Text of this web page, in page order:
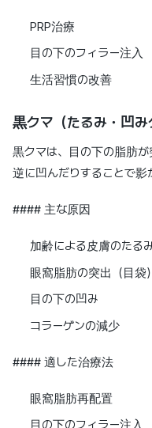
PRP治療
目の下のフィラー注入
生活習慣の改善
黒クマ（たるみ・凹み
黒クマは、目の下の脂肪が
逆に凹んだりすることで影
#### 主な原因
加齢による皮膚のたる
眼窩脂肪の突出（目袋）
目の下の凹み
コラーゲンの減少
#### 適した治療法
眼窩脂肪再配置